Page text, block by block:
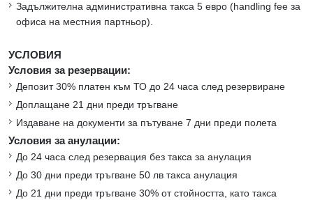
Задължителна административна такса 5 евро (handling fee за
офиса на местния партньор).
УСЛОВИЯ
Условия за резервации:
Депозит 30% платен към ТО до 24 часа след резервиране
Доплащане 21 дни преди тръгване
Издаване на документи за пътуване 7 дни преди полета
Условия за анулации:
До 24 часа след резервация без такса за анулация
До 30 дни преди тръгване 50 лв такса анулация
До 21 дни преди тръгване 30% от стойността, като такса